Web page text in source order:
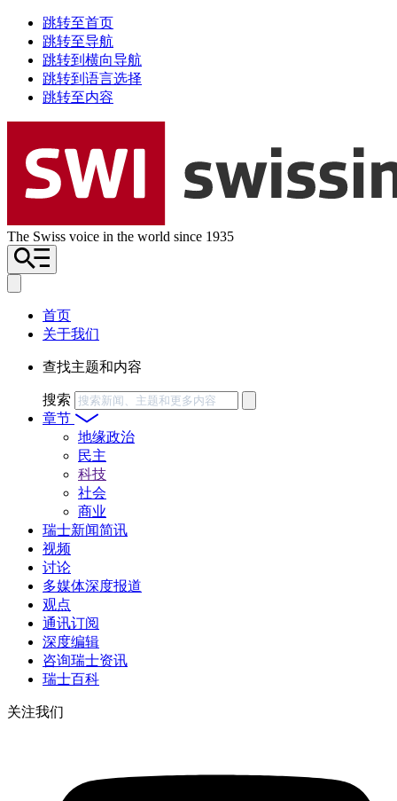
跳转至首页
跳转至导航
跳转到横向导航
跳转到语言选择
跳转至内容
The Swiss voice in the world since 1935
首页
关于我们
查找主题和内容
搜索
章节
地缘政治
民主
科技
社会
商业
瑞士新闻简讯
视频
讨论
多媒体深度报道
观点
通讯订阅
深度编辑
咨询瑞士资讯
瑞士百科
关注我们